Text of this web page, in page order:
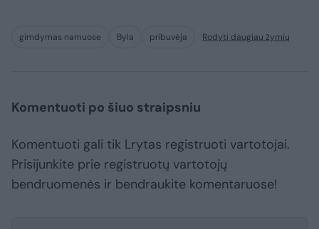
gimdymas namuose Byla pribuvėja Rodyti daugiau žymių
Komentuoti po šiuo straipsniu
Komentuoti gali tik Lrytas registruoti vartotojai.
Prisijunkite prie registruotų vartotojų
bendruomenės ir bendraukite komentaruose!